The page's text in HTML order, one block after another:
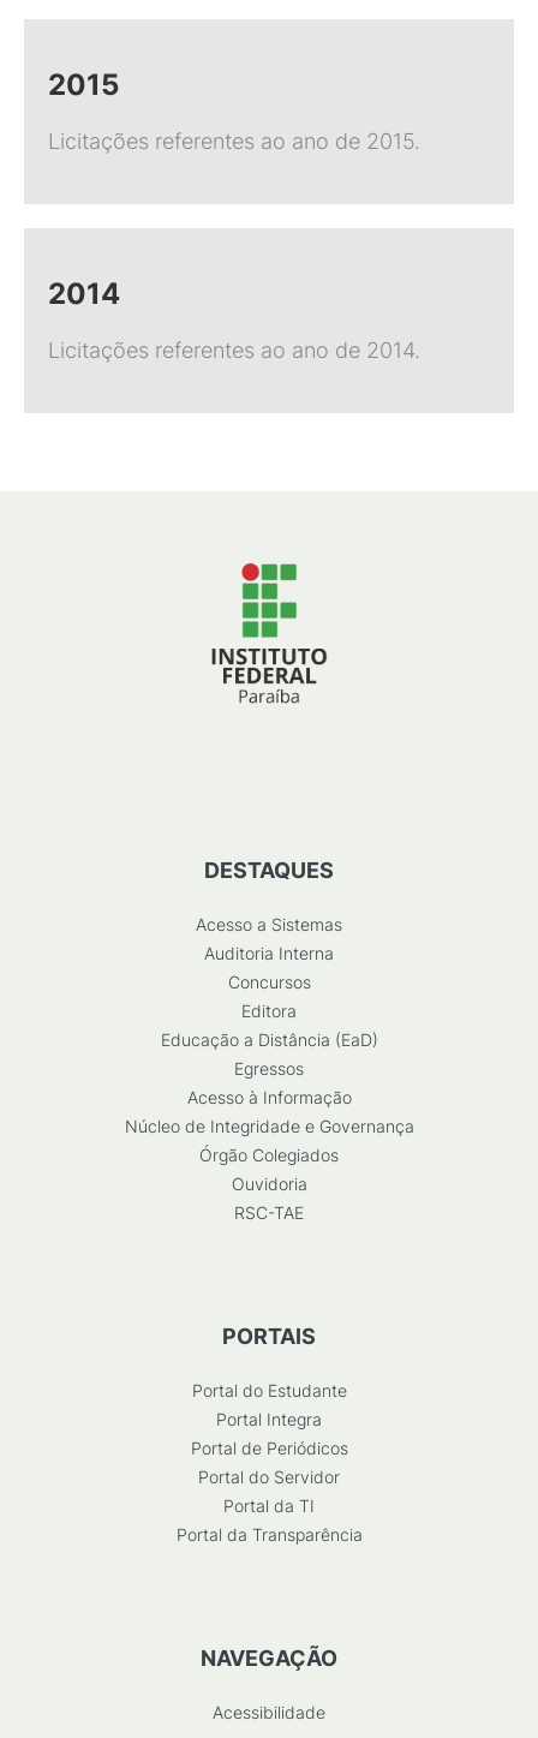
2015
Licitações referentes ao ano de 2015.
2014
Licitações referentes ao ano de 2014.
DESTAQUES
Acesso a Sistemas
Auditoria Interna
Concursos
Editora
Educação a Distância (EaD)
Egressos
Acesso à Informação
Núcleo de Integridade e Governança
Órgão Colegiados
Ouvidoria
RSC-TAE
PORTAIS
Portal do Estudante
Portal Integra
Portal de Periódicos
Portal do Servidor
Portal da TI
Portal da Transparência
NAVEGAÇÃO
Acessibilidade